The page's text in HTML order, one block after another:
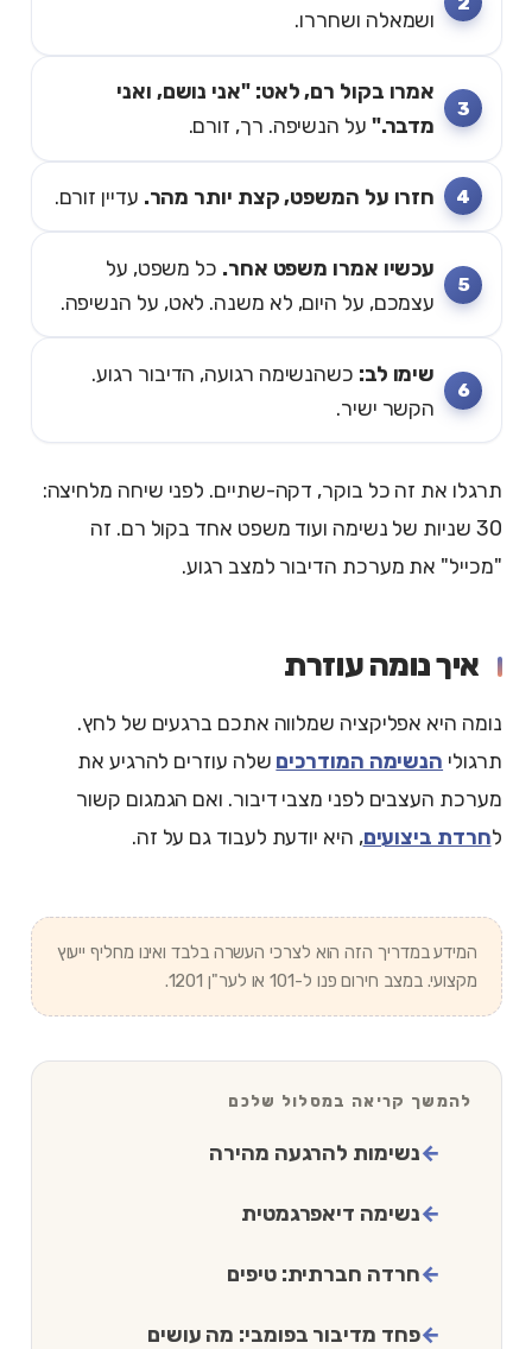
ושמאלה ושחררו.
אמרו בקול רם, לאט: "אני נושם, ואני
מדבר." על הנשיפה. רך, זורם.
חזרו על המשפט, קצת יותר מהר. עדיין זורם.
עכשיו אמרו משפט אחר. כל משפט, על
עצמכם, על היום, לא משנה. לאט, על הנשיפה.
שימו לב: כשהנשימה רגועה, הדיבור רגוע.
הקשר ישיר.
תרגלו את זה כל בוקר, דקה-שתיים. לפני שיחה מלחיצה:
30 שניות של נשימה ועוד משפט אחד בקול רם. זה
"מכייל" את מערכת הדיבור למצב רגוע.
איך נומה עוזרת
נומה היא אפליקציה שמלווה אתכם ברגעים של לחץ.
תרגולי הנשימה המודרכים שלה עוזרים להרגיע את
מערכת העצבים לפני מצבי דיבור. ואם הגמגום קשור
לחרדת ביצועים, היא יודעת לעבוד גם על זה.
המידע במדריך הזה הוא לצרכי העשרה בלבד ואינו מחליף ייעוץ
מקצועי. במצב חירום פנו ל-101 או לער"ן 1201.
להמשך קריאה במסלול שלכם
נשימות להרגעה מהירה
נשימה דיאפרגמטית
חרדה חברתית: טיפים
פחד מדיבור בפומבי: מה עושים